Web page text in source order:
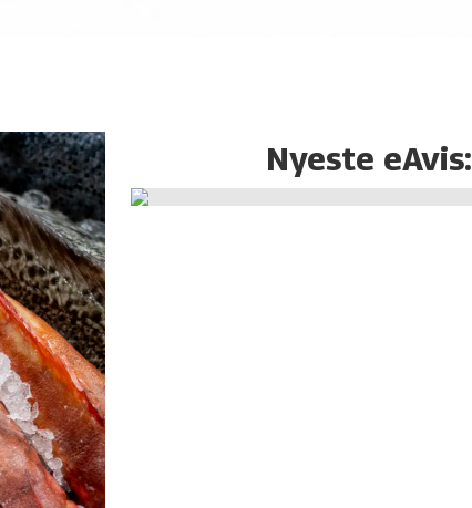
Nyeste eAvis: